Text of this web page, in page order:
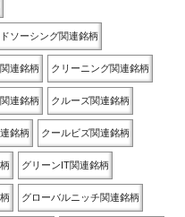
ソーシング関連銘柄
連銘柄 クリーニング関連銘柄
連銘柄 クルーズ関連銘柄
銘柄 クールビズ関連銘柄
グリーンIT関連銘柄
グローバルニッチ関連銘柄